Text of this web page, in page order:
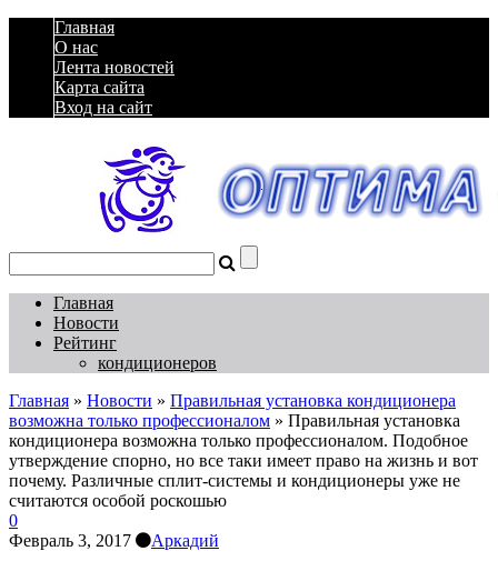
Главная
О нас
Лента новостей
Карта сайта
Вход на сайт
Главная
Новости
Рейтинг
кондиционеров
Главная » Новости » Правильная установка кондиционера
возможна только профессионалом » Правильная установка
кондиционера возможна только профессионалом. Подобное
утверждение спорно, но все таки имеет право на жизнь и вот
почему. Различные сплит-системы и кондиционеры уже не
считаются особой роскошью
0
Февраль 3, 2017
Аркадий